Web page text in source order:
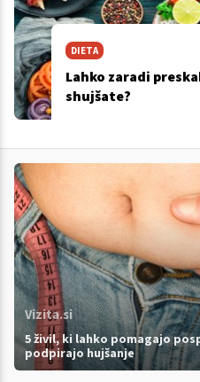
DIETA
Lahko zaradi
shujšate?
Vizita.si
5 živil, ki lahko pomagajo
podpirajo hujšanje